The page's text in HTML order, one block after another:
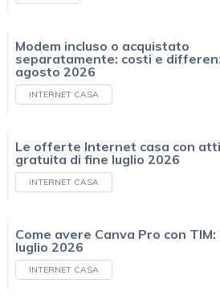
Modem incluso o acquistato
separatamente: costi e
agosto 2026
INTERNET CASA
Le offerte Internet casa con
gratuita di fine luglio 2026
INTERNET CASA
Come avere Canva Pro con
luglio 2026
INTERNET CASA